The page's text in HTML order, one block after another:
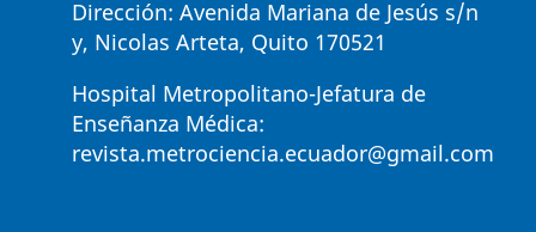
Dirección: Avenida Mariana de Jesús s/n
y, Nicolas Arteta, Quito 170521
Hospital Metropolitano-Jefatura de
Enseñanza Médica:
revista.metrociencia.ecuador@gmail.com